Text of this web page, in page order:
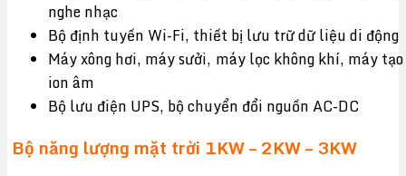
nghe nhạc
Bộ định tuyến Wi-Fi, thiết bị lưu trữ dữ liệu di động
Máy xông hơi, máy sưởi, máy lọc không khí, máy tạo
ion âm
Bộ lưu điện UPS, bộ chuyển đổi nguồn AC-DC
Bộ năng lượng mặt trời 1KW – 2KW – 3KW